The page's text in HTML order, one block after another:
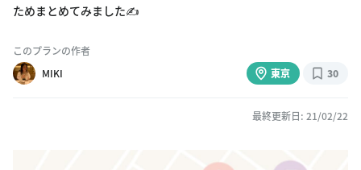
ためまとめてみました✍️
このプランの作者
MIKI
東京 30
最終更新日: 21/02/22